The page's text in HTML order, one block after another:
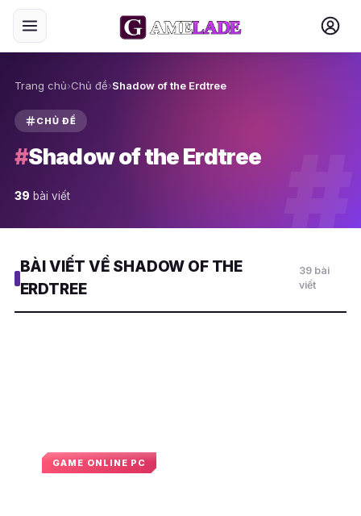
Trang chủ›Chủ đề›Shadow of the Erdtree
CHỦ ĐỀ
#Shadow of the Erdtree
39 bài viết #
BÀI VIẾT VỀ SHADOW OF THE
ERDTREE
39 bài
viết
GAME ONLINE PC